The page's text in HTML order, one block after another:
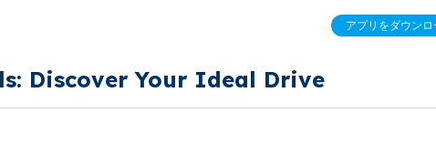
アプリをダウンロ
Discover Your Ideal Drive